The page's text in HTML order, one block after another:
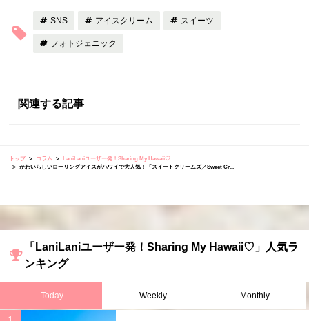
SNS アイスクリーム スイーツ
フォトジェニック
関連する記事
トップ コラム
LaniLaniユーザー発！Sharing My Hawaii♡
かわいらしいローリングアイスがハワイで大人気！「スイートクリームズ／Sweet Cr...
「LaniLaniユーザー発！Sharing My Hawaii♡」人気ラ
ンキング
Today Weekly Monthly